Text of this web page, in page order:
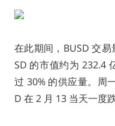
在此期间，BUSD 交
SD 的市值约为 232.4
过 30% 的供应量。周
D 在 2 月 13 当天一度